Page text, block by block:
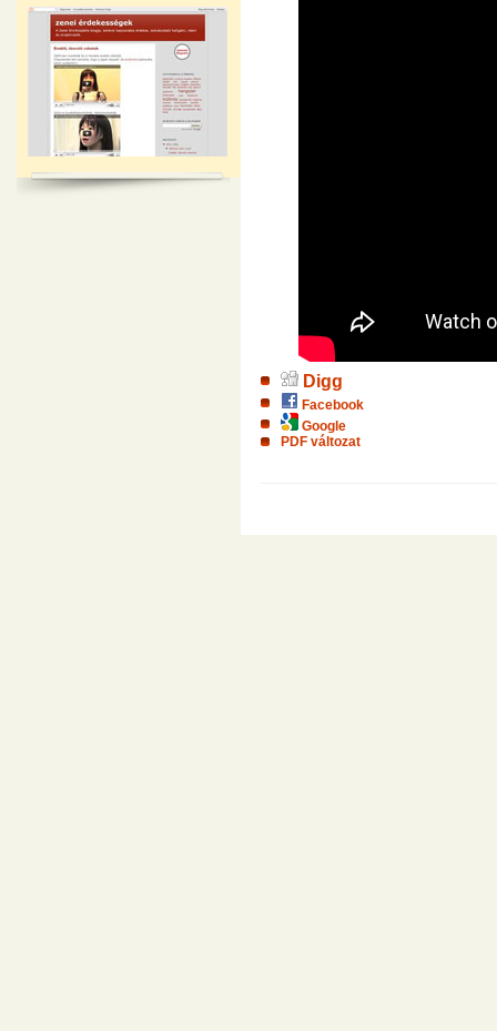
Digg
Facebook
Google
PDF változat